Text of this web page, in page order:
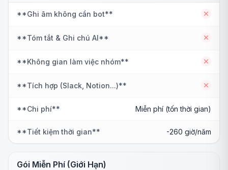
**Ghi âm không cần bot** No
**Tóm tắt & Ghi chú AI** No
**Không gian làm việc nhóm** No
**Tích hợp (Slack, Notion...)** No
**Chi phí** Miễn phí (tốn thời gian)
**Tiết kiệm thời gian** -260 giờ/năm
Gói Miễn Phí (Giới Hạn)